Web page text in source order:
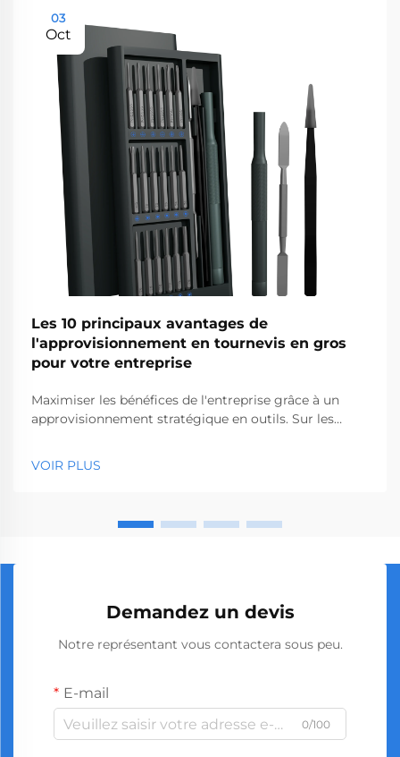
03
Oct
Les 10 principaux avantages de
l'approvisionnement en tournevis en gros
pour votre entreprise
Maximiser les bénéfices de l'entreprise grâce à un
approvisionnement stratégique en outils. Sur les
intelligentes en matière d'approvisionnement peut
VOIR PLUS
Demandez un devis
Notre représentant vous contactera sous peu.
E-mail
0/100